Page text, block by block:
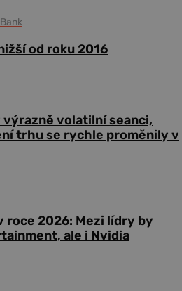
od roku 2016
volatilní seanci,
trhu se rychle proměnily v
2026: Mezi lídry by
ale i Nvidia